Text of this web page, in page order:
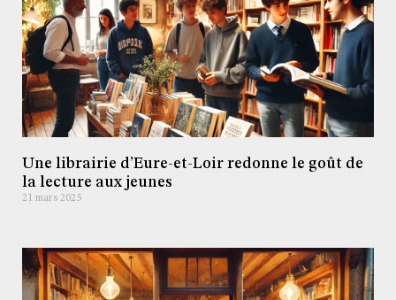
Une librairie d’Eure-et-Loir redonne le goût de
la lecture aux jeunes
21 mars 2025